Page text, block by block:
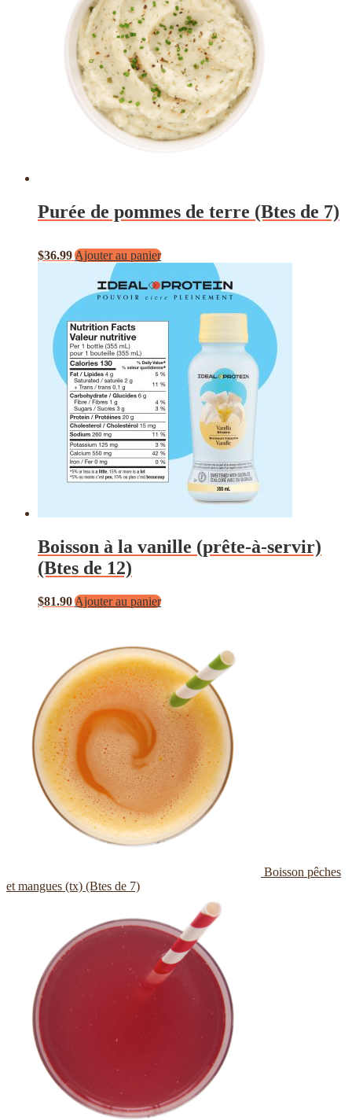
Purée de pommes de terre (Btes de 7)
$36.99Ajouter au panier
Boisson à la vanille (prête-à-servir)
(Btes de 12)
$81.90Ajouter au panier
Boisson pêches
et mangues (tx) (Btes de 7)